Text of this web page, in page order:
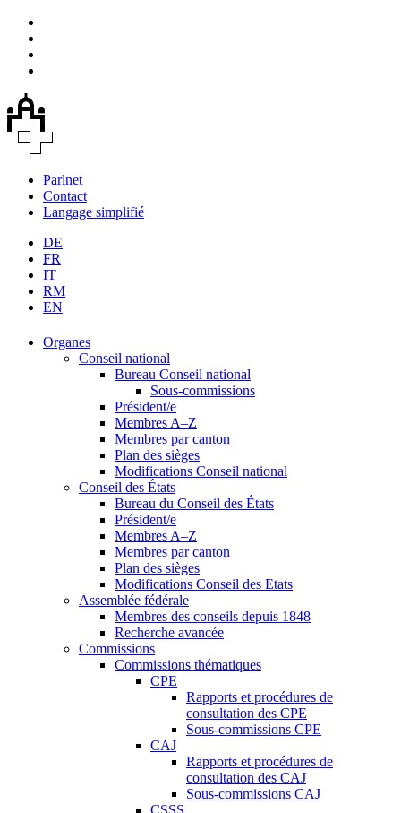
Parlnet
Contact
Langage simplifié
DE
FR
IT
RM
EN
Organes
Conseil national
Bureau Conseil national
Sous-commissions
Président/e
Membres A–Z
Membres par canton
Plan des sièges
Modifications Conseil national
Conseil des États
Bureau du Conseil des États
Président/e
Membres A–Z
Membres par canton
Plan des sièges
Modifications Conseil des Etats
Assemblée fédérale
Membres des conseils depuis 1848
Recherche avancée
Commissions
Commissions thématiques
CPE
Rapports et procédures de
consultation des CPE
Sous-commissions CPE
CAJ
Rapports et procédures de
consultation des CAJ
Sous-commissions CAJ